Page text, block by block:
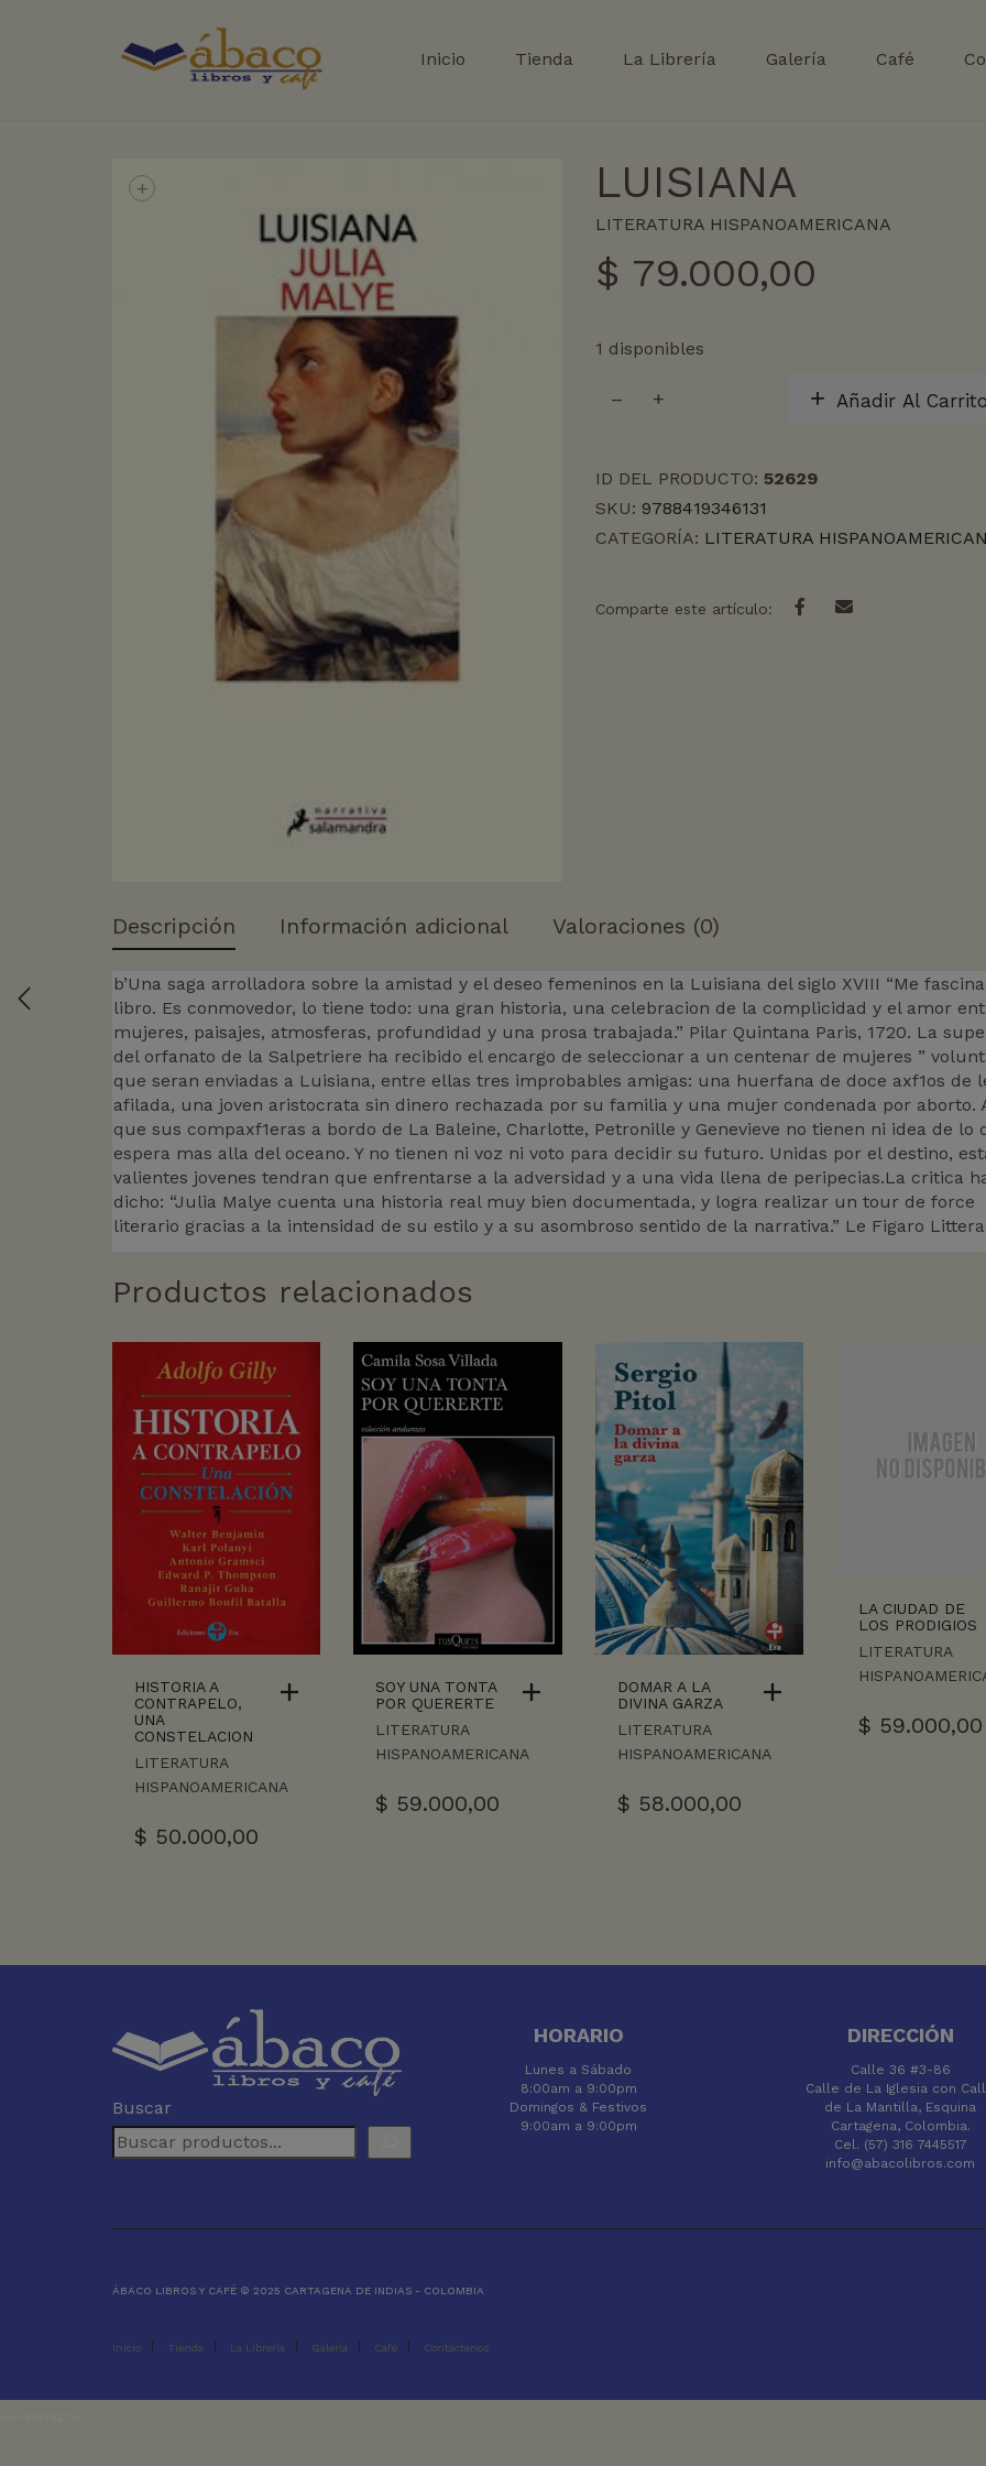
Inicio Tienda La Librería Galería Café
+ LUISIANA
LITERATURA HISPANOAMERICANA
$ 79.000,00
1 disponibles
cantidad
Añadir Al
ID DEL PRODUCTO: 52629
SKU: 9788419346131
CATEGORÍA: LITERATURA
Comparte este artículo:
Descripción Información adicional Valoraciones (0)
b’Una saga arrolladora sobre la amistad y el deseo femeninos en la Luisiana del siglo XVIII “Me
libro. Es conmovedor, lo tiene todo: una gran historia, una celebracion de la complicidad y el amor
mujeres, paisajes, atmosferas, profundidad y una prosa trabajada.” Pilar Quintana Paris, 1720. La
del orfanato de la Salpetriere ha recibido el encargo de seleccionar a un centenar de mujeres ”
que seran enviadas a Luisiana, entre ellas tres improbables amigas: una huerfana de doce axf1os de
afilada, una joven aristocrata sin dinero rechazada por su familia y una mujer condenada por aborto.
que sus compaxf1eras a bordo de La Baleine, Charlotte, Petronille y Genevieve no tienen ni idea de lo
espera mas alla del oceano. Y no tienen ni voz ni voto para decidir su futuro. Unidas por el destino,
valientes jovenes tendran que enfrentarse a la adversidad y a una vida llena de peripecias.La critica
dicho: “Julia Malye cuenta una historia real muy bien documentada, y logra realizar un tour de force
literario gracias a la intensidad de su estilo y a su asombroso sentido de la narrativa.” Le Figaro
Productos relacionados
HISTORIA A
CONTRAPELO,
UNA
CONSTELACION
LITERATURA
HISPANOAMERICANA
$ 50.000,00
SOY UNA TONTA
POR QUERERTE
LITERATURA
HISPANOAMERICANA
$ 59.000,00
DOMAR A LA
DIVINA GARZA
LITERATURA
HISPANOAMERICANA
$ 58.000,00
LA CIUDAD DE
LOS PRODIGIOS
LITERATURA
$ 59.000,00
Buscar
HORARIO
Lunes a Sábado
8:00am a 9:00pm
Domingos & Festivos
9:00am a 9:00pm
DIRECCIÓN
Calle 36 #3-86
Calle de La Iglesia con
de La Mantilla, Esquina
Cartagena, Colombia.
Cel. (57) 316 7445517
info@abacolibros.com
ÁBACO LIBROS Y CAFÉ © 2025 CARTAGENA DE INDIAS - COLOMBIA
Inicio Tienda La Librería Galería Café Contáctenos